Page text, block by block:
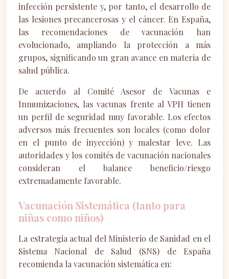
infección persistente y, por tanto, el desarrollo de
las lesiones precancerosas y el cáncer. En España,
las recomendaciones de vacunación han
evolucionado, ampliando la protección a más
grupos, significando un gran avance en materia de
salud pública.
De acuerdo al Comité Asesor de Vacunas e
Inmunizaciones, las vacunas frente al VPH tienen
un perfil de seguridad muy favorable. Los efectos
adversos más frecuentes son locales (como dolor
en el punto de inyección) y malestar leve. Las
autoridades y los comités de vacunación nacionales
consideran el balance beneficio/riesgo
extremadamente favorable.
Vacunación Sistemática (tanto para
niñas como niños)
La estrategia actual del Ministerio de Sanidad en el
Sistema Nacional de Salud (SNS) de España
recomienda la vacunación sistemática en: